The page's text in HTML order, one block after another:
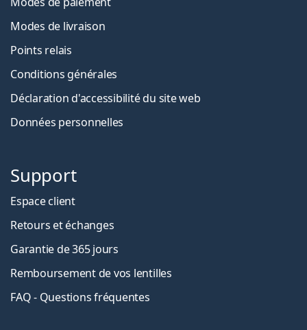
Modes de livraison
Points relais
Conditions générales
Déclaration d'accessibilité du site web
Données personnelles
Support
Espace client
Retours et échanges
Garantie de 365 jours
Remboursement de vos lentilles
FAQ - Questions fréquentes